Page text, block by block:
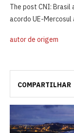
The post CNI: Brasil
acordo UE-
autor de origem
COMPARTILHAR